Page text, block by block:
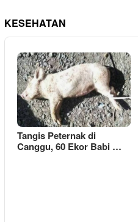
KESEHATAN
Tangis Peternak di
Canggu, 60 Ekor Babi …